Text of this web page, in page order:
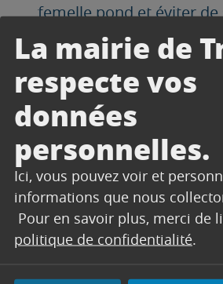
La mairie de
respecte vos
données
personnelles.
Ici, vous pouvez voir et
informations que nous
Pour en savoir plus, merci de
politique de confidentialité.
femelle pond et éviter de
piquer en portant des
longs et amples et
répulsifs.
Découvrez les bons
contre la prolifération des
moustiques :
https://
13723/download?inline